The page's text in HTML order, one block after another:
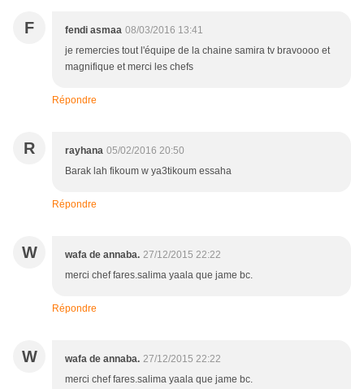
F fendi asmaa 08/03/2016 13:41
je remercies tout l'équipe de la chaine samira tv bravoooo et
magnifique et merci les chefs
Répondre
R rayhana 05/02/2016 20:50
Barak lah fikoum w ya3tikoum essaha
Répondre
W wafa de annaba. 27/12/2015 22:22
merci chef fares.salima yaala que jame bc.
Répondre
W wafa de annaba. 27/12/2015 22:22
merci chef fares.salima yaala que jame bc.